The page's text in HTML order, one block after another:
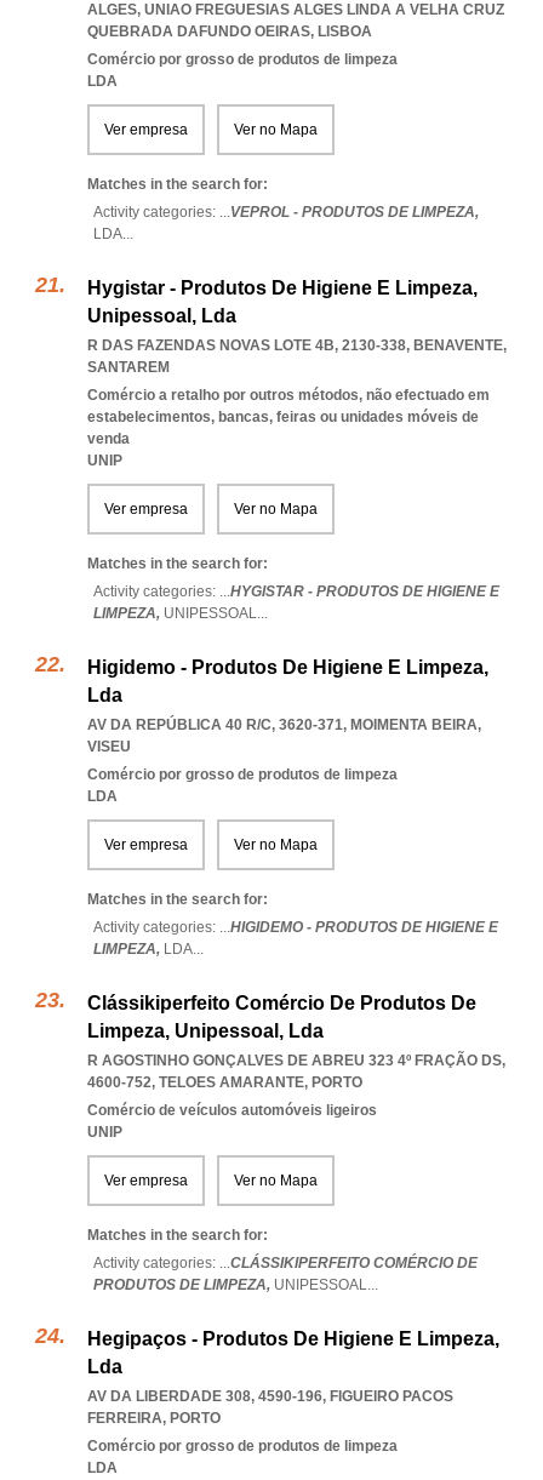
ALGES, UNIAO FREGUESIAS ALGES LINDA A VELHA CRUZ
QUEBRADA DAFUNDO OEIRAS, LISBOA
Comércio por grosso de produtos de limpeza
LDA
Ver empresa Ver no Mapa
Matches in the search for:
Activity categories: ...VEPROL - PRODUTOS DE LIMPEZA,
LDA...
Hygistar - Produtos De Higiene E Limpeza,
Unipessoal, Lda
R DAS FAZENDAS NOVAS LOTE 4B, 2130-338, BENAVENTE,
SANTAREM
Comércio a retalho por outros métodos, não efectuado em
estabelecimentos, bancas, feiras ou unidades móveis de
venda
UNIP
Ver empresa Ver no Mapa
Matches in the search for:
Activity categories: ...HYGISTAR - PRODUTOS DE HIGIENE E
LIMPEZA, UNIPESSOAL...
Higidemo - Produtos De Higiene E Limpeza,
Lda
AV DA REPÚBLICA 40 R/C, 3620-371, MOIMENTA BEIRA,
VISEU
Comércio por grosso de produtos de limpeza
LDA
Ver empresa Ver no Mapa
Matches in the search for:
Activity categories: ...HIGIDEMO - PRODUTOS DE HIGIENE E
LIMPEZA, LDA...
Clássikiperfeito Comércio De Produtos De
Limpeza, Unipessoal, Lda
R AGOSTINHO GONÇALVES DE ABREU 323 4º FRAÇÃO DS,
4600-752, TELOES AMARANTE, PORTO
Comércio de veículos automóveis ligeiros
UNIP
Ver empresa Ver no Mapa
Matches in the search for:
Activity categories: ...CLÁSSIKIPERFEITO COMÉRCIO DE
PRODUTOS DE LIMPEZA, UNIPESSOAL...
Hegipaços - Produtos De Higiene E Limpeza,
Lda
AV DA LIBERDADE 308, 4590-196, FIGUEIRO PACOS
FERREIRA, PORTO
Comércio por grosso de produtos de limpeza
LDA